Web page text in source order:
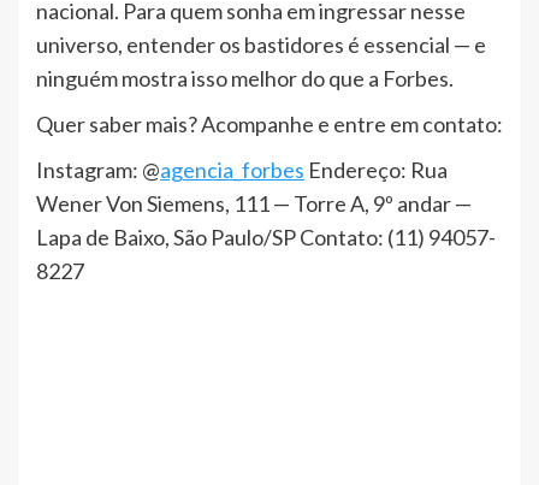
nacional. Para quem sonha em ingressar nesse
universo, entender os bastidores é essencial — e
ninguém mostra isso melhor do que a Forbes.
Quer saber mais? Acompanhe e entre em contato:
Instagram: @agencia_forbes Endereço: Rua
Wener Von Siemens, 111 — Torre A, 9º andar —
Lapa de Baixo, São Paulo/SP Contato: (11) 94057-
8227